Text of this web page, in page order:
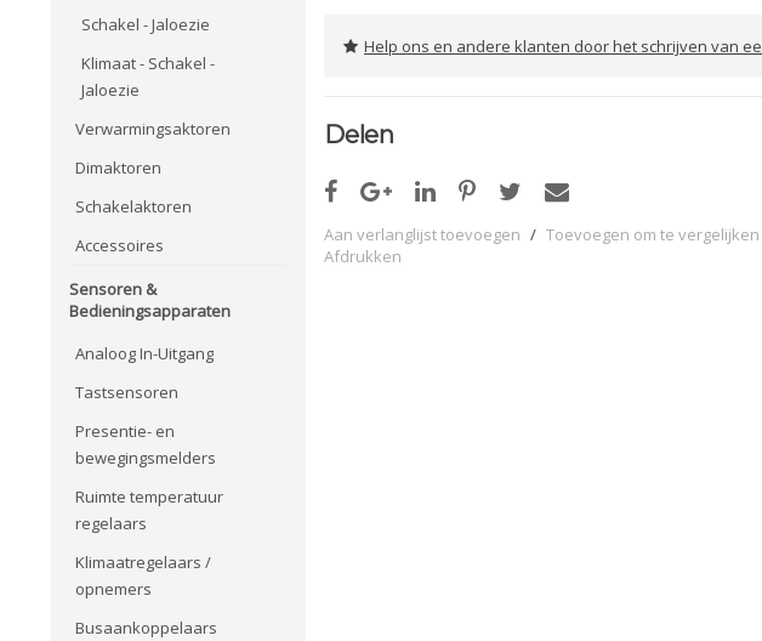
Schakel - Jaloezie
Klimaat - Schakel -
Jaloezie
Verwarmingsaktoren
Dimaktoren
Schakelaktoren
Accessoires
Sensoren &
Bedieningsapparaten
Analoog In-Uitgang
Tastsensoren
Presentie- en
bewegingsmelders
Ruimte temperatuur
regelaars
Klimaatregelaars /
opnemers
Busaankoppelaars
Help ons en andere klanten door het schrijven van een review
Delen
Aan verlanglijst toevoegen / Toevoegen om te vergelijken
Afdrukken